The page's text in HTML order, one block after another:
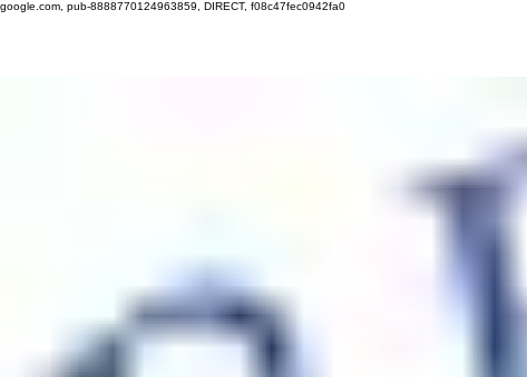
google.com, pub-8888770124963859, DIRECT, f08c47fec0942fa0